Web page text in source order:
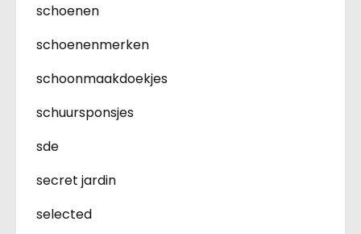
schoenen
schoenenmerken
schoonmaakdoekjes
schuursponsjes
sde
secret jardin
selected